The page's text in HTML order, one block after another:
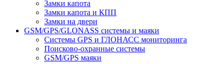
Замки капота
Замки капота и КПП
Замки на двери
GSM/GPS/GLONASS системы и маяки
Системы GPS и ГЛОНАСС мониторинга
Поисково-охранные системы
GSM/GPS маяки